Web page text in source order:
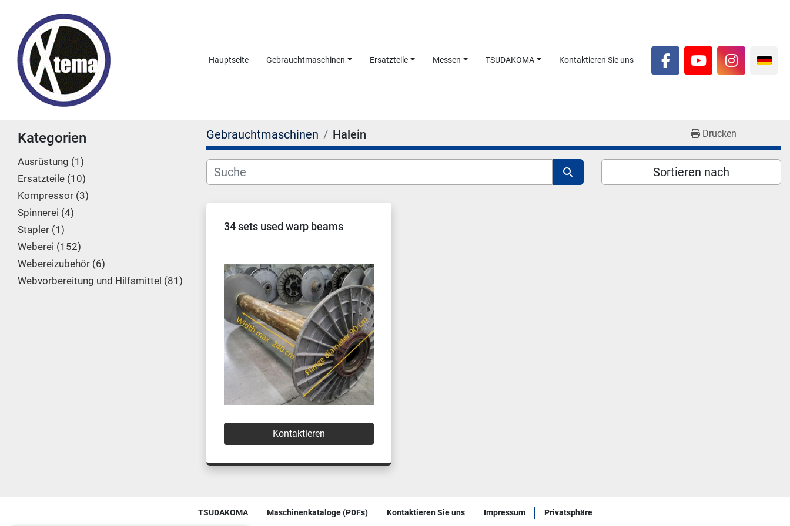
Hauptseite Gebrauchtmaschinen Ersatzteile Messen TSUDAKOMA Kontaktieren Sie uns
facebook
youtube
Kategorien
Ausrüstung 1
Ersatzteile 10
Kompressor 3
Spinnerei 4
Stapler 1
Weberei 152
Webereizubehör 6
Webvorbereitung und Hilfsmittel
81
Gebrauchtmaschinen Halein Drucken
Sortieren nach
34 sets used warp beams
Kontaktieren
TSUDAKOMA Maschinenkataloge (PDFs) Kontaktieren Sie uns Impressum Privatsphäre